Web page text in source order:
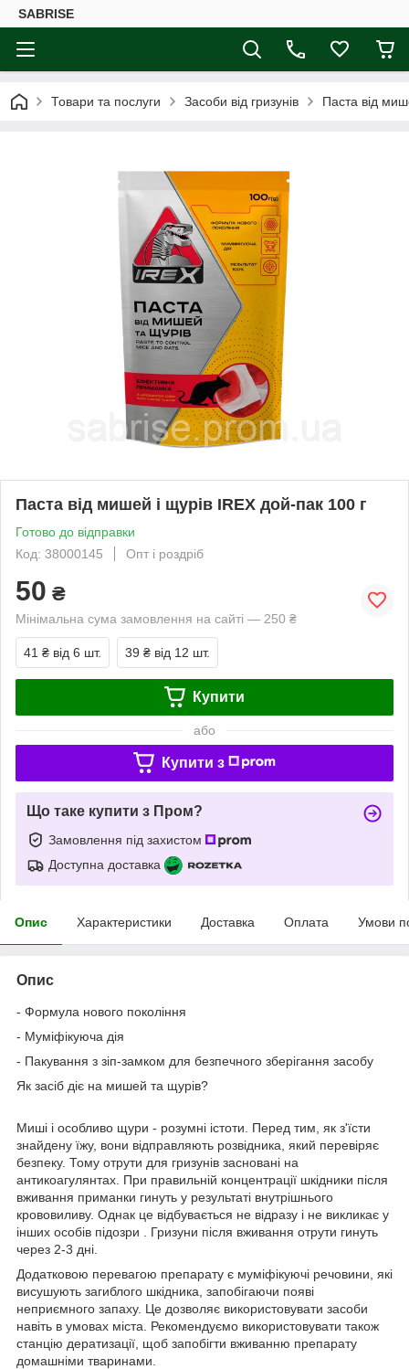
SABRISE
Товари та послуги Засоби від гризунів Паста від
Паста від мишей і щурів IREX дой-пак 100 г
Готово до відправки
Код: 38000145
Опт і роздріб
50 ₴
Мінімальна сума замовлення на сайті — 250 ₴
41 ₴ від 6 шт. 39 ₴ від 12 шт.
Купити
або
Купити з
Що таке купити з Пром?
Замовлення під захистом
Доступна доставка
Опис Характеристики Доставка Оплата Умови
Опис
- Формула нового покоління
- Муміфікуюча дія
- Пакування з зіп-замком для безпечного зберігання засобу
Як засіб діє на мишей та щурів?
Миші і особливо щури - розумні істоти. Перед тим, як з'їсти
знайдену їжу, вони відправляють розвідника, який перевіряє
безпеку. Тому отрути для гризунів засновані на
антикоагулянтах. При правильній концентрації шкідники після
вживання приманки гинуть у результаті внутрішнього
крововиливу. Однак це відбувається не відразу і не викликає у
інших особів підозри . Гризуни після вживання отрути гинуть
через 2-3 дні.
Додатковою перевагою препарату є муміфікуючі речовини, які
висушують загиблого шкідника, запобігаючи появі
неприємного запаху. Це дозволяє використовувати засоби
навіть в умовах міста. Рекомендуємо використовувати також
станцію дератизації, щоб запобігти вживанню препарату
домашніми тваринами.